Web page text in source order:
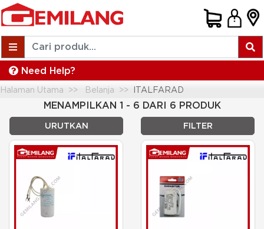
Need Help?
Halaman Utama Belanja ITALFARAD
MENAMPILKAN 1 - 6 DARI 6 PRODUK
URUTKAN FILTER